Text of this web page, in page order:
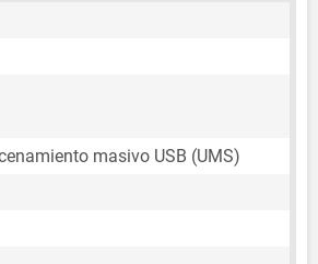
masivo USB (UMS)